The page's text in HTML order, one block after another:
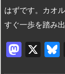
はずです。カオ
すぐ一歩を踏み
M X